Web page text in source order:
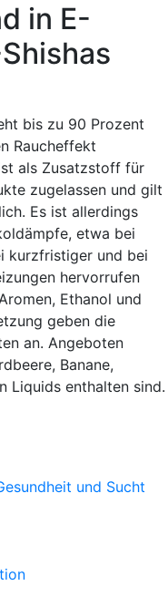
in E-
bis zu 90 Prozent
Raucheffekt
als Zusatzstoff für
zugelassen und gilt
Es ist allerdings
etwa bei
kurzfristiger und bei
hervorrufen
Ethanol und
geben die
an. Angeboten
Banane,
Liquids enthalten sind.
und Sucht